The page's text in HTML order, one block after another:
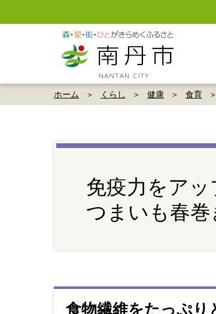
ホーム くらし 健康 食育
免疫力をア
つまいも春巻
食物繊維をたっぷり